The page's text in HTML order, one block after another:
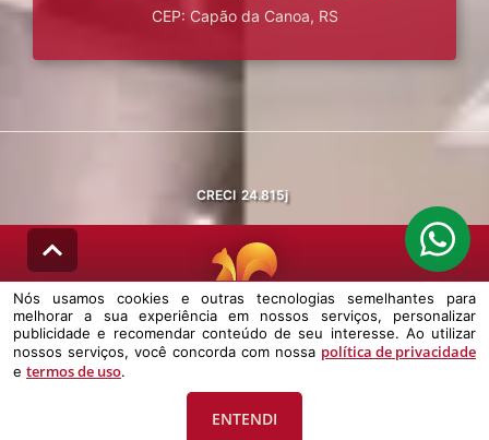
CEP: Capão da Canoa, RS
CRECI 24.815j
© DESENVOLVIDO PELAAGIL.NET
Nós usamos cookies e outras tecnologias semelhantes para melhorar a
sua experiência em nossos serviços, personalizar publicidade e
Nós usamos cookies e outras tecnologias semelhantes para
melhorar a sua experiência em nossos serviços, personalizar
publicidade e recomendar conteúdo de seu interesse. Ao utilizar
nossos serviços, você concorda com nossa política de privacidade
e termos de uso.
ENTENDI